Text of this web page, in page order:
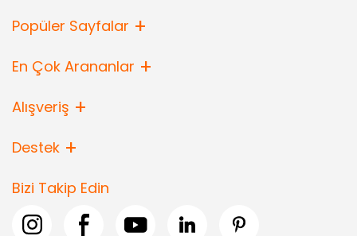
Popüler Sayfalar
En Çok Arananlar
Alışveriş
Destek
Bizi Takip Edin